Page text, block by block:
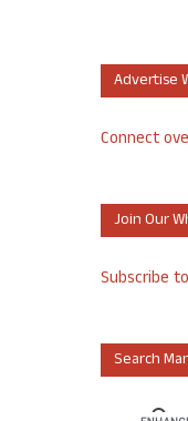
Advertise
Connect
Join Our
Subscribe
Search